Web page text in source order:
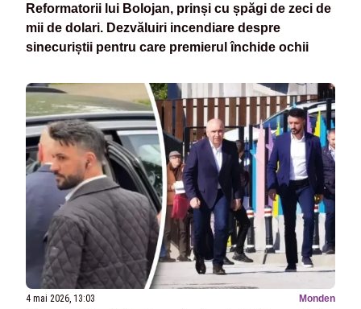
Reformatorii lui Bolojan, prinși cu șpăgi de zeci de
mii de dolari. Dezvăluiri incendiare despre
sinecuriștii pentru care premierul închide ochii
4 mai 2026, 13:03 Monden